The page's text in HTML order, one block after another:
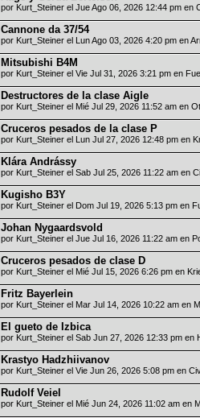
por Kurt_Steiner el Jue Ago 06, 2026 12:44 pm en
Cannone da 37/54
por Kurt_Steiner el Lun Ago 03, 2026 4:20 pm en
Mitsubishi B4M
por Kurt_Steiner el Vie Jul 31, 2026 3:21 pm en
Destructores de la clase Aigle
por Kurt_Steiner el Mié Jul 29, 2026 11:52 am en
Cruceros pesados de la clase P
por Kurt_Steiner el Lun Jul 27, 2026 12:48 pm en
Klára Andrássy
por Kurt_Steiner el Sab Jul 25, 2026 11:22 am en
Kugisho B3Y
por Kurt_Steiner el Dom Jul 19, 2026 5:13 pm en
Johan Nygaardsvold
por Kurt_Steiner el Jue Jul 16, 2026 11:22 am en
Cruceros pesados de clase D
por Kurt_Steiner el Mié Jul 15, 2026 6:26 pm en
Fritz Bayerlein
por Kurt_Steiner el Mar Jul 14, 2026 10:22 am en
El gueto de Izbica
por Kurt_Steiner el Sab Jun 27, 2026 12:33 pm en
Krastyo Hadzhiivanov
por Kurt_Steiner el Vie Jun 26, 2026 5:08 pm en
Rudolf Veiel
por Kurt_Steiner el Mié Jun 24, 2026 11:02 am en